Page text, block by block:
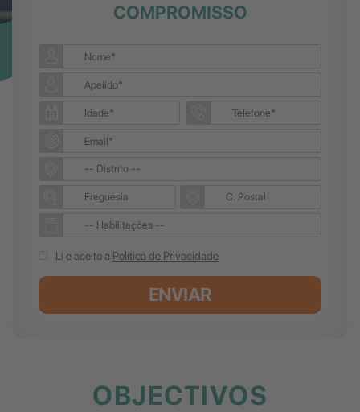
COMPROMISSO
Li e aceito a Política de Privacidade
ENVIAR
OBJECTIVOS